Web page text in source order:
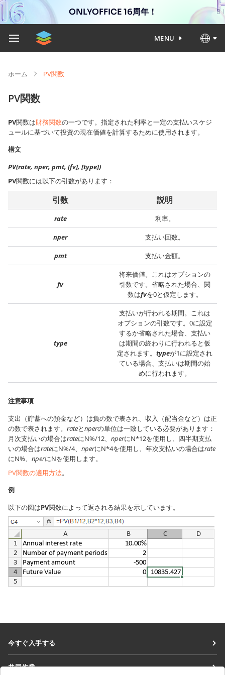
ONLYOFFICE 16周年！
MENU
ホーム PV関数
PV関数
PV関数は財務関数の一つです。指定された利率と一定の支払いスケジ
ュールに基づいて投資の現在価値を計算するために使用されます。
構文
PV(rate, nper, pmt, [fv], [type])
PV関数には以下の引数があります：
引数 説明
rate 利率。
nper 支払い回数。
pmt 支払い金額。
fv
将来価値。これはオプションの
引数です。省略された場合、関
数はfvを0と仮定します。
type
支払いが行われる期間。これは
オプションの引数です。0に設定
するか省略された場合、支払い
は期間の終わりに行われると仮
定されます。 typeが1に設定され
ている場合、支払いは期間の始
めに行われます。
注意事項
支出（貯蓄への預金など）は負の数で表され、収入（配当金など）は正
の数で表されます。 rateとnperの単位は一致している必要があります：
月次支払いの場合はrateにN%/12、 nperにN*12を使用し、四半期支払
いの場合はrateにN%/4、 nperにN*4を使用し、年次支払いの場合はrate
にN%、 nperにNを使用します。
PV関数の適用方法。
例
以下の図はPV関数によって返される結果を示しています。
今すぐ入手する
共同作業